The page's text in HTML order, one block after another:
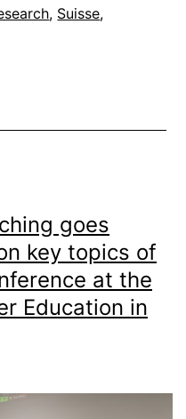
, Suisse,
goes
key topics of
at the
Education in